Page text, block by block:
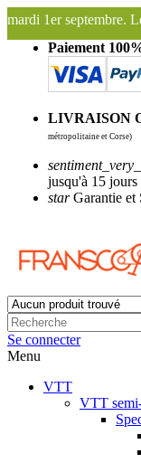
site Franscoop
Paiement
LIVRAISON
métropolitaine et Corse)
jusqu'à 15 jours
starGarantie et
Se connecter
Menu
VTT
VTT